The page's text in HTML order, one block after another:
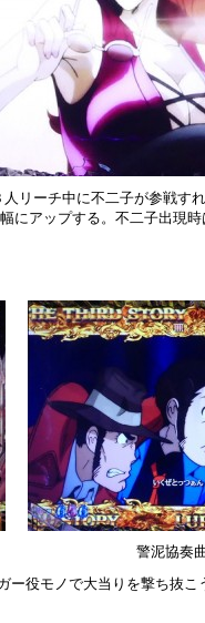
リーチ中に不二子が参戦す
にアップする。不二子出現
警泥協奏
役モノで大当りを撃ち抜こ